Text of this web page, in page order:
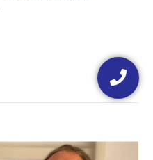
Floating
button